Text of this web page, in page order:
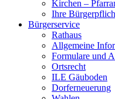
Kirchen –
Ihre
Bürgerservice
Rathaus
Allgemeine
Formulare und
Ortsrecht
ILE Gäuboden
Dorferneuerung